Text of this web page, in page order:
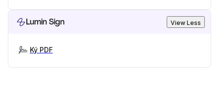
Lumin Sign View Less
Ký PDF